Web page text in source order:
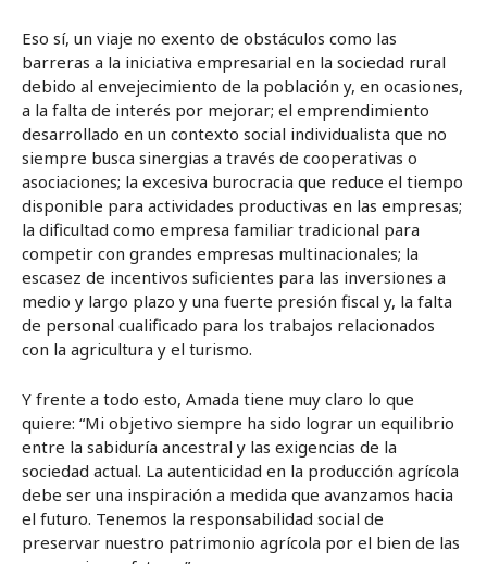
Eso sí, un viaje no exento de obstáculos como las
barreras a la iniciativa empresarial en la sociedad rural
debido al envejecimiento de la población y, en ocasiones,
a la falta de interés por mejorar; el emprendimiento
desarrollado en un contexto social individualista que no
siempre busca sinergias a través de cooperativas o
asociaciones; la excesiva burocracia que reduce el tiempo
disponible para actividades productivas en las empresas;
la dificultad como empresa familiar tradicional para
competir con grandes empresas multinacionales; la
escasez de incentivos suficientes para las inversiones a
medio y largo plazo y una fuerte presión fiscal y, la falta
de personal cualificado para los trabajos relacionados
con la agricultura y el turismo.
Y frente a todo esto, Amada tiene muy claro lo que
quiere: “Mi objetivo siempre ha sido lograr un equilibrio
entre la sabiduría ancestral y las exigencias de la
sociedad actual. La autenticidad en la producción agrícola
debe ser una inspiración a medida que avanzamos hacia
el futuro. Tenemos la responsabilidad social de
preservar nuestro patrimonio agrícola por el bien de las